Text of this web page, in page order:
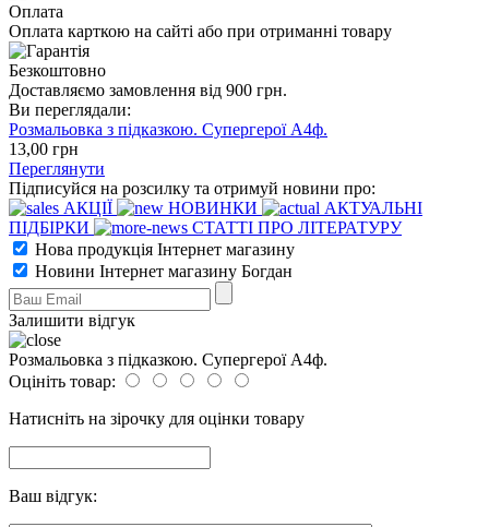
Оплата
Оплата карткою на сайті або при отриманні товару
Безкоштовно
Доставляємо замовлення від 900 грн.
Ви переглядали:
Розмальовка з підказкою. Супергерої А4ф.
13,00 грн
Переглянути
Підписуйся на розсилку та отримуй новини про:
АКЦІЇ
НОВИНКИ
АКТУАЛЬНІ
ПІДБІРКИ
СТАТТІ ПРО ЛІТЕРАТУРУ
Нова продукція Інтернет магазину
Новини Інтернет магазину Богдан
Залишити відгук
Розмальовка з підказкою. Супергерої А4ф.
Оцініть товар:
Натисніть на зірочку для оцінки товару
Ваш відгук: